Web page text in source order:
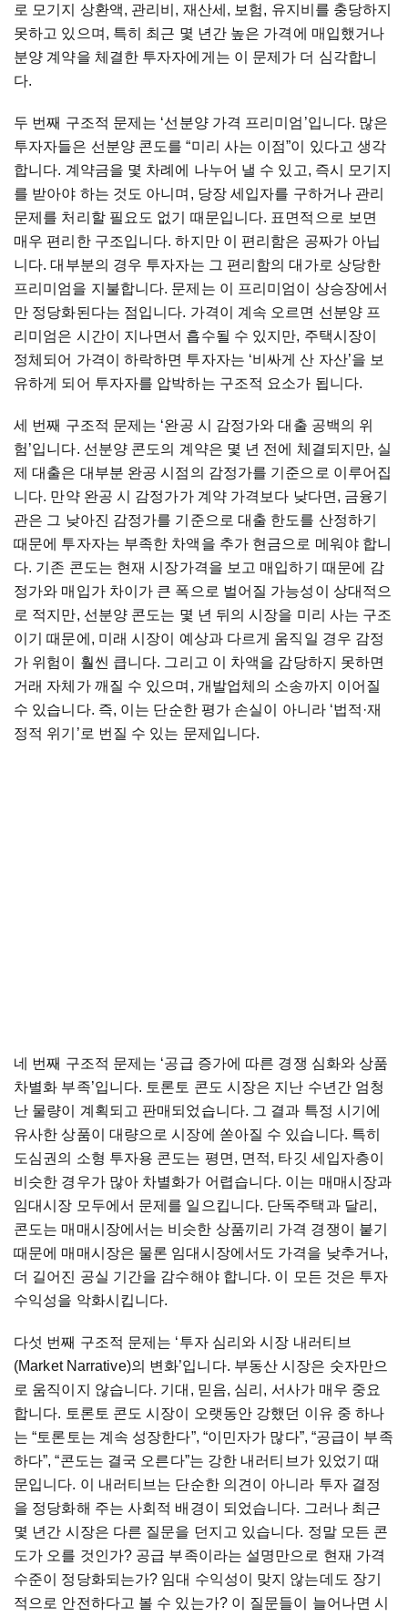
로 모기지 상환액, 관리비, 재산세, 보험, 유지비를 충당하지
못하고 있으며, 특히 최근 몇 년간 높은 가격에 매입했거나
분양 계약을 체결한 투자자에게는 이 문제가 더 심각합니
다.
두 번째 구조적 문제는 ‘선분양 가격 프리미엄’입니다. 많은
투자자들은 선분양 콘도를 “미리 사는 이점”이 있다고 생각
합니다. 계약금을 몇 차례에 나누어 낼 수 있고, 즉시 모기지
를 받아야 하는 것도 아니며, 당장 세입자를 구하거나 관리
문제를 처리할 필요도 없기 때문입니다. 표면적으로 보면
매우 편리한 구조입니다. 하지만 이 편리함은 공짜가 아닙
니다. 대부분의 경우 투자자는 그 편리함의 대가로 상당한
프리미엄을 지불합니다. 문제는 이 프리미엄이 상승장에서
만 정당화된다는 점입니다. 가격이 계속 오르면 선분양 프
리미엄은 시간이 지나면서 흡수될 수 있지만, 주택시장이
정체되어 가격이 하락하면 투자자는 ‘비싸게 산 자산’을 보
유하게 되어 투자자를 압박하는 구조적 요소가 됩니다.
세 번째 구조적 문제는 ‘완공 시 감정가와 대출 공백의 위
험’입니다. 선분양 콘도의 계약은 몇 년 전에 체결되지만, 실
제 대출은 대부분 완공 시점의 감정가를 기준으로 이루어집
니다. 만약 완공 시 감정가가 계약 가격보다 낮다면, 금융기
관은 그 낮아진 감정가를 기준으로 대출 한도를 산정하기
때문에 투자자는 부족한 차액을 추가 현금으로 메워야 합니
다. 기존 콘도는 현재 시장가격을 보고 매입하기 때문에 감
정가와 매입가 차이가 큰 폭으로 벌어질 가능성이 상대적으
로 적지만, 선분양 콘도는 몇 년 뒤의 시장을 미리 사는 구조
이기 때문에, 미래 시장이 예상과 다르게 움직일 경우 감정
가 위험이 훨씬 큽니다. 그리고 이 차액을 감당하지 못하면
거래 자체가 깨질 수 있으며, 개발업체의 소송까지 이어질
수 있습니다. 즉, 이는 단순한 평가 손실이 아니라 ‘법적·재
정적 위기’로 번질 수 있는 문제입니다.
네 번째 구조적 문제는 ‘공급 증가에 따른 경쟁 심화와 상품
차별화 부족’입니다. 토론토 콘도 시장은 지난 수년간 엄청
난 물량이 계획되고 판매되었습니다. 그 결과 특정 시기에
유사한 상품이 대량으로 시장에 쏟아질 수 있습니다. 특히
도심권의 소형 투자용 콘도는 평면, 면적, 타깃 세입자층이
비슷한 경우가 많아 차별화가 어렵습니다. 이는 매매시장과
임대시장 모두에서 문제를 일으킵니다. 단독주택과 달리,
콘도는 매매시장에서는 비슷한 상품끼리 가격 경쟁이 붙기
때문에 매매시장은 물론 임대시장에서도 가격을 낮추거나,
더 길어진 공실 기간을 감수해야 합니다. 이 모든 것은 투자
수익성을 악화시킵니다.
다섯 번째 구조적 문제는 ‘투자 심리와 시장 내러티브
(Market Narrative)의 변화’입니다. 부동산 시장은 숫자만으
로 움직이지 않습니다. 기대, 믿음, 심리, 서사가 매우 중요
합니다. 토론토 콘도 시장이 오랫동안 강했던 이유 중 하나
는 “토론토는 계속 성장한다”, “이민자가 많다”, “공급이 부족
하다”, “콘도는 결국 오른다”는 강한 내러티브가 있었기 때
문입니다. 이 내러티브는 단순한 의견이 아니라 투자 결정
을 정당화해 주는 사회적 배경이 되었습니다. 그러나 최근
몇 년간 시장은 다른 질문을 던지고 있습니다. 정말 모든 콘
도가 오를 것인가? 공급 부족이라는 설명만으로 현재 가격
수준이 정당화되는가? 임대 수익성이 맞지 않는데도 장기
적으로 안전하다고 볼 수 있는가? 이 질문들이 늘어나면 시